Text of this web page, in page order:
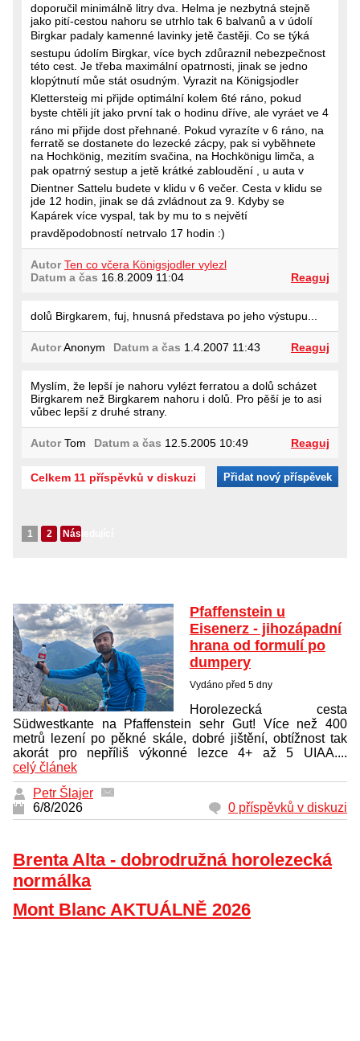
doporučil minimálně litry dva. Helma je nezbytná stejně
jako pití-cestou nahoru se utrhlo tak 6 balvanů a v údolí
Birgkar padaly kamenné lavinky jetě častěji. Co se týká
sestupu údolím Birgkar, více bych zdůraznil nebezpečnost
této cest. Je třeba maximální opatrnosti, jinak se jedno
klopýtnutí můe stát osudným. Vyrazit na Königsjodler 
Klettersteig mi přijde optimální kolem 6té ráno, pokud
byste chtěli jít jako první tak o hodinu dříve, ale vyráet ve 4
ráno mi přijde dost přehnané. Pokud vyrazíte v 6 ráno, na
ferratě se dostanete do lezecké zácpy, pak si vyběhnete
na Hochkönig, mezitím svačina, na Hochkönigu limča, a
pak opatrný sestup a jetě krátké zabloudění , u auta v
Dientner Sattelu budete v klidu v 6 večer. Cesta v klidu se
jde 12 hodin, jinak se dá zvládnout za 9. Kdyby se
Kapárek více vyspal, tak by mu to s největí
pravděpodobností netrvalo 17 hodin :)
Autor Ten co včera Königsjodler vylezl
Datum a čas 16.8.2009 11:04 Reaguj
dolů Birgkarem, fuj, hnusná představa po jeho výstupu...
AutorAnonym Datum a čas 1.4.2007 11:43 Reaguj
Myslím, že lepší je nahoru vylézt ferratou a dolů scházet
Birgkarem než Birgkarem nahoru i dolů. Pro pěší je to asi
vůbec lepší z druhé strany.
AutorTom Datum a čas 12.5.2005 10:49 Reaguj
Celkem 11 příspěvků v diskuzi Přidat nový příspěvek
1 2 Následující
Pfaffenstein u
Eisenerz - jihozápadní
hrana od formulí po
dumpery
Vydáno před 5 dny
Horolezecká cesta
Südwestkante na Pfaffenstein sehr Gut! Více než 400
metrů lezení po pěkné skále, dobré jištění, obtížnost tak
akorát pro nepříliš výkonné lezce 4+ až 5 UIAA....
celý článek
Petr Šlajer
6/8/2026
0 příspěvků v diskuzi
Brenta Alta - dobrodružná horolezecká
normálka
Mont Blanc AKTUÁLNĚ 2026